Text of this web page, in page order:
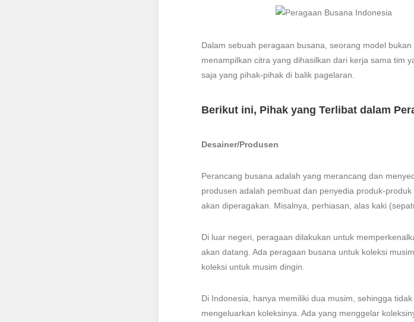
Dalam sebuah peragaan busana, seorang model
menampilkan citra yang dihasilkan dari kerja sama tim
saja yang pihak-pihak di balik pagelaran.
Berikut ini, Pihak yang Terlibat dalam
Desainer/Produsen
Perancang busana adalah yang merancang dan
produsen adalah pembuat dan penyedia produk-
akan diperagakan. Misalnya, perhiasan, alas kaki
Di luar negeri, peragaan dilakukan untuk
akan datang. Ada peragaan busana untuk koleksi
koleksi untuk musim dingin.
Di Indonesia, hanya memiliki dua musim, sehingga
mengeluarkan koleksinya. Ada yang menggelar